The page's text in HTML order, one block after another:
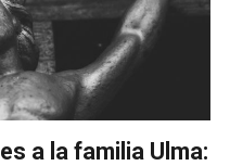
a la familia Ulma: